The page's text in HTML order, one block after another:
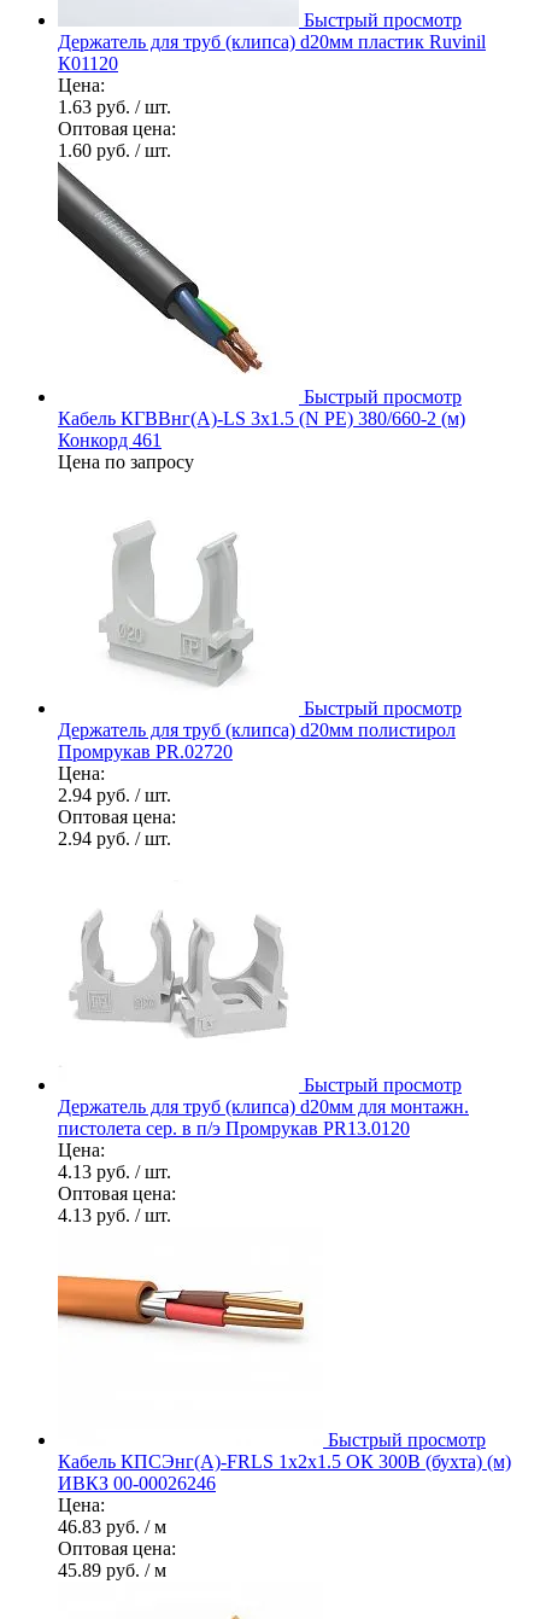
Быстрый просмотр
Держатель для труб (клипса) d20мм пластик Ruvinil
К01120
Цена:
1.63 руб. / шт.
Оптовая цена:
1.60 руб. / шт.
Быстрый просмотр
Кабель КГВВнг(А)-LS 3х1.5 (N PE) 380/660-2 (м)
Конкорд 461
Цена по запросу
Быстрый просмотр
Держатель для труб (клипса) d20мм полистирол
Промрукав PR.02720
Цена:
2.94 руб. / шт.
Оптовая цена:
2.94 руб. / шт.
Быстрый просмотр
Держатель для труб (клипса) d20мм для монтажн.
пистолета сер. в п/э Промрукав PR13.0120
Цена:
4.13 руб. / шт.
Оптовая цена:
4.13 руб. / шт.
Быстрый просмотр
Кабель КПСЭнг(А)-FRLS 1х2х1.5 ОК 300В (бухта) (м)
ИВКЗ 00-00026246
Цена:
46.83 руб. / м
Оптовая цена:
45.89 руб. / м